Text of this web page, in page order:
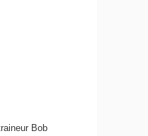
Bob